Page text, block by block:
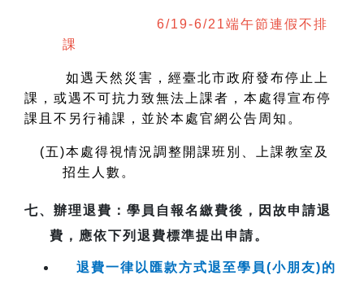
6/19-6/21端午節連假不排
課
如遇天然災害，經臺北市政府發布停止上
課，或遇不可抗力致無法上課者，本處得宣布停
課且不另行補課，並於本處官網公告周知。
(五)本處得視情況調整開課班別、上課教室及
招生人數。
七、 辦理退費 ：學員自報名繳費後，因故申請退
費，應依下列退費標準提出申請。
退費一律以匯款方式退至學員(小朋友)的